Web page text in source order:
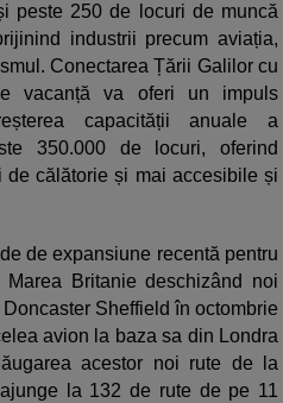
peste 250 de locuri de muncă
industrii precum aviația,
Conectarea Țării Galilor cu
vacanță va oferi un impuls
capacității anuale a
350.000 de locuri, oferind
de călătorie și mai accesibile și
de expansiune recentă pentru
Britanie deschizând noi
Sheffield în octombrie
avion la baza sa din Londra
acestor noi rute de la
la 132 de rute de pe 11